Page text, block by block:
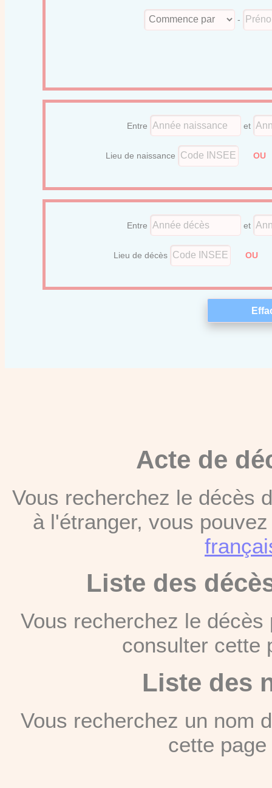
-
Entre et
Lieu de naissance
Entre et
Lieu de décès OU
Acte de
Vous recherchez le décès
à l'étranger, vous
Liste des
Vous recherchez le
consulter
Liste des
Vous recherchez un nom
cette